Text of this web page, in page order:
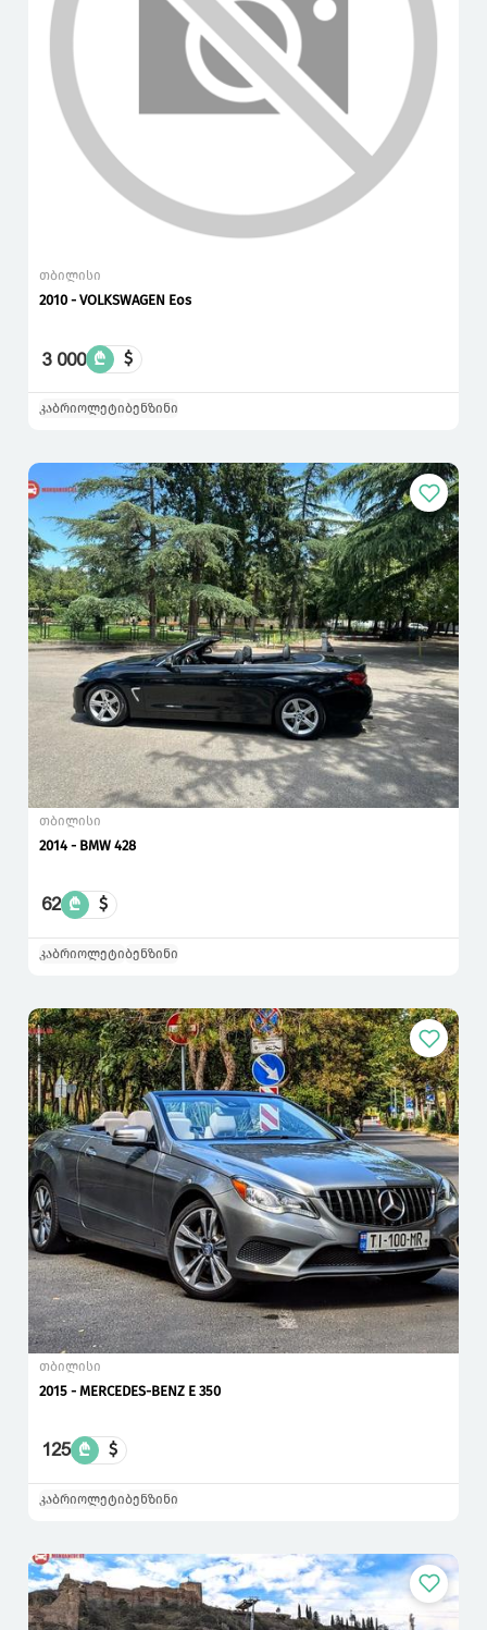
თბილისი
2010 - VOLKSWAGEN Eos
3 000 ₾ $
კაბრიოლეტიბენზინი
თბილისი
2014 - BMW 428
62 ₾ $
კაბრიოლეტიბენზინი
თბილისი
2015 - MERCEDES-BENZ E 350
125 ₾ $
კაბრიოლეტიბენზინი